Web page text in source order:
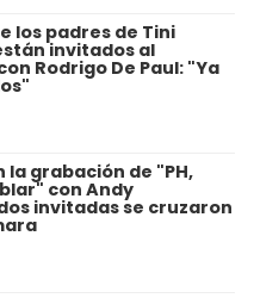
los padres de Tini
invitados al
Rodrigo De Paul: "Ya
la grabación de "PH,
con Andy
invitadas se cruzaron